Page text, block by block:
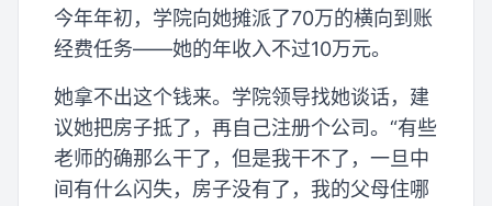
今年年初，学院向她摊派了70万的横向到账
经费任务——她的年收入不过10万元。
她拿不出这个钱来。学院领导找她谈话，建
议她把房子抵了，再自己注册个公司。“有些
老师的确那么干了，但是我干不了，一旦中
间有什么闪失，房子没有了，我的父母住哪